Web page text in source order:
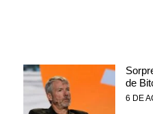
de
6 DE